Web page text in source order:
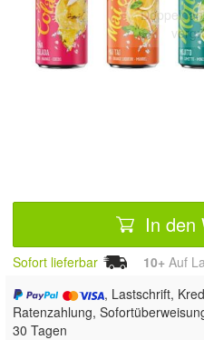
Doppelt
In den
Sofort lieferbar 10+ Auf
, Lastschrift,
Ratenzahlung,
30 Tagen